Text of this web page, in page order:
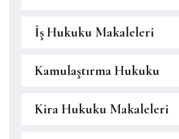
İş Hukuku Makaleleri
Kamulaştırma Hukuku
Kira Hukuku Makaleleri